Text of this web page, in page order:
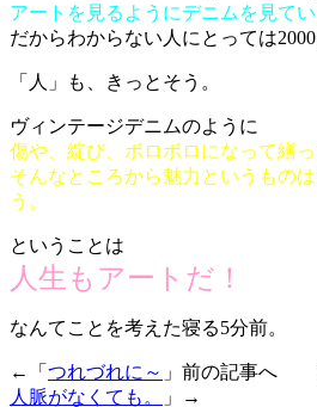
アートを見るようにデニムを見てい
だからわからない人にとっては2000
「人」も、きっとそう。
ヴィンテージデニムのように
傷や、綻び、ボロボロになって繕っ
そんなところから魅力というもの
う。
ということは
人生もアートだ！
なんてことを考えた寝る5分前。
←「 つれづれに～ 」前の記事へ
人脈がなくても。
」→